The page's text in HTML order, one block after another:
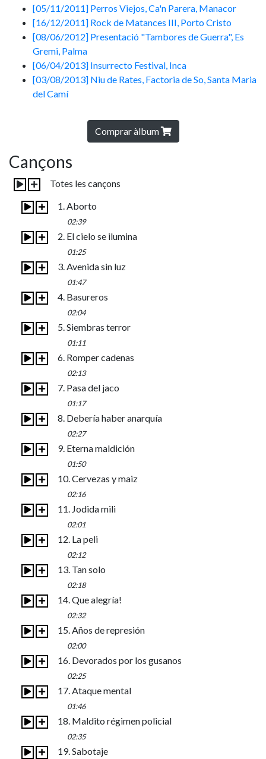
[05/11/2011] Perros Viejos, Ca'n Parera, Manacor
[16/12/2011] Rock de Matances III, Porto Cristo
[08/06/2012] Presentació "Tambores de Guerra", Es
Gremi, Palma
[06/04/2013] Insurrecto Festival, Inca
[03/08/2013] Niu de Rates, Factoria de So, Santa Maria
del Camí
Comprar àlbum
Cançons
Totes les cançons
1. Aborto
02:39
2. El cielo se ilumina
01:25
3. Avenida sin luz
01:47
4. Basureros
02:04
5. Siembras terror
01:11
6. Romper cadenas
02:13
7. Pasa del jaco
01:17
8. Debería haber anarquía
02:27
9. Eterna maldición
01:50
10. Cervezas y maiz
02:16
11. Jodida mili
02:01
12. La peli
02:12
13. Tan solo
02:18
14. Que alegría!
02:32
15. Años de represión
02:00
16. Devorados por los gusanos
02:25
17. Ataque mental
01:46
18. Maldito régimen policial
02:35
19. Sabotaje